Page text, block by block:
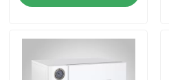
뉴스